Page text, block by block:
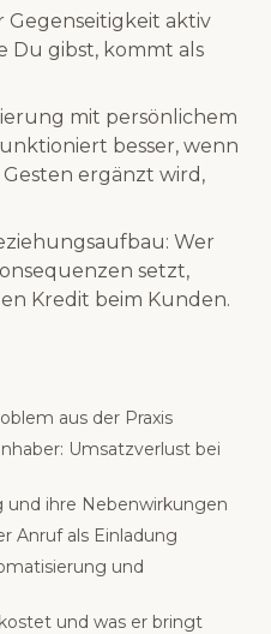
Gegenseitigkeit aktiv
Du gibst, kommt als
mit persönlichem
besser, wenn
ergänzt wird,
Wer
setzt,
Kredit beim Kunden.
aus der Praxis
Umsatzverlust bei
und ihre Nebenwirkungen
Anruf als Einladung
und
und was er bringt